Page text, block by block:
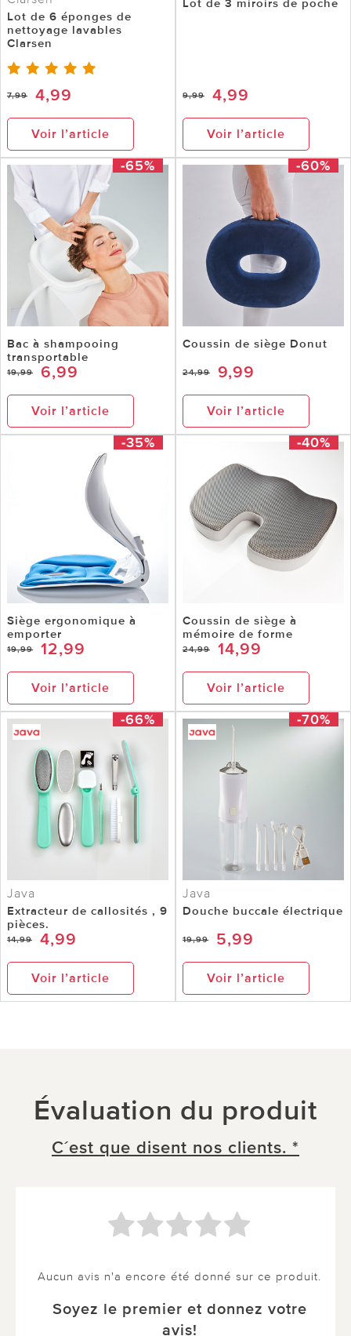
Lot de 6 éponges de
nettoyage lavables
Clarsen
7,99 4,99
Voir l’article
Lot de 3 miroirs de poche
9,99 4,99
Voir l’article
-65%
Bac à shampooing
transportable
19,99 6,99
Voir l’article
-60%
Coussin de siège Donut
24,99 9,99
Voir l’article
-35%
Siège ergonomique à
emporter
19,99 12,99
Voir l’article
-40%
Coussin de siège à
mémoire de forme
24,99 14,99
Voir l’article
-66%
Java
Extracteur de callosités , 9
pièces.
14,99 4,99
Voir l’article
-70%
Java
Douche buccale électrique
19,99 5,99
Voir l’article
Évaluation du produit
C´est que disent nos clients. *
Aucun avis n'a encore été donné sur ce produit.
Soyez le premier et donnez votre
avis!